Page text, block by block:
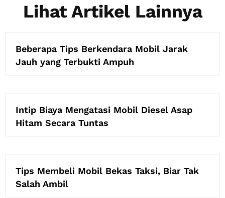
Lihat Artikel Lainnya
Beberapa Tips Berkendara Mobil Jarak
Jauh yang Terbukti Ampuh
Intip Biaya Mengatasi Mobil Diesel Asap
Hitam Secara Tuntas
Tips Membeli Mobil Bekas Taksi, Biar Tak
Salah Ambil